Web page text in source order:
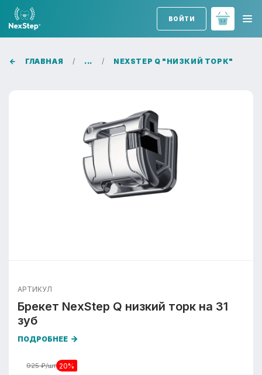
ВОЙТИ
ГЛАВНАЯ ... NEXSTEP Q "НИЗКИЙ ТОРК"
АРТИКУЛ
Брекет NexStep Q низкий торк на 31
зуб
ПОДРОБНЕЕ
925 ₽/шт 20%